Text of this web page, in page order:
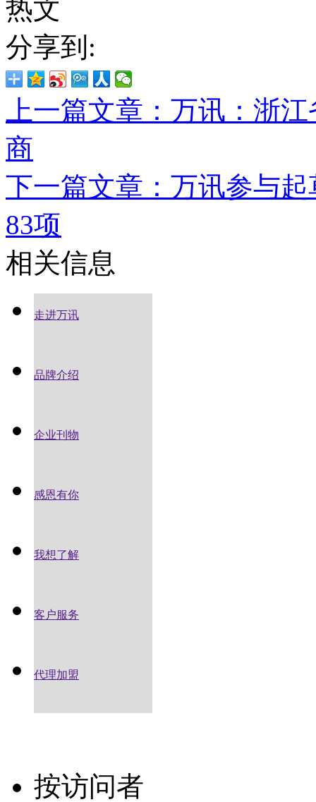
热文
分享到:
上一篇文章：万讯：浙
商
下一篇文章：万讯参与
83项
相关信息
走进万讯
品牌介绍
企业刊物
感恩有你
我想了解
客户服务
代理加盟
按访问者